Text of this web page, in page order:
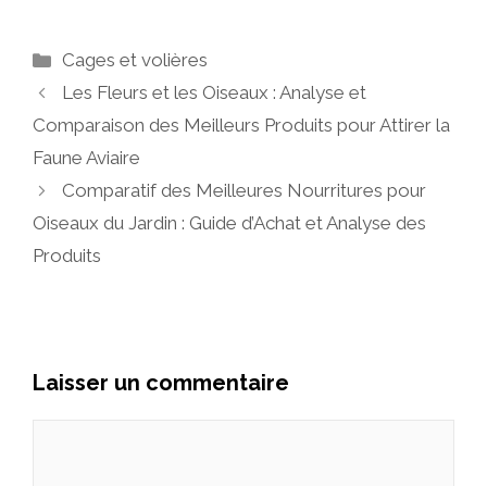
Catégories
Cages et volières
Les Fleurs et les Oiseaux : Analyse et
Comparaison des Meilleurs Produits pour Attirer la
Faune Aviaire
Comparatif des Meilleures Nourritures pour
Oiseaux du Jardin : Guide d’Achat et Analyse des
Produits
Laisser un commentaire